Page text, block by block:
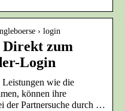
› login
zum
Login
wie die
können ihre
der Partnersuche durch …